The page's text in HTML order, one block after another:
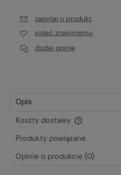
zapytaj o produkt
poleć znajomemu
dodaj opinię
Opis
Koszty dostawy
Cena nie zawiera ewentualnych
Produkty powiązane
Opinie o produkcie (0)